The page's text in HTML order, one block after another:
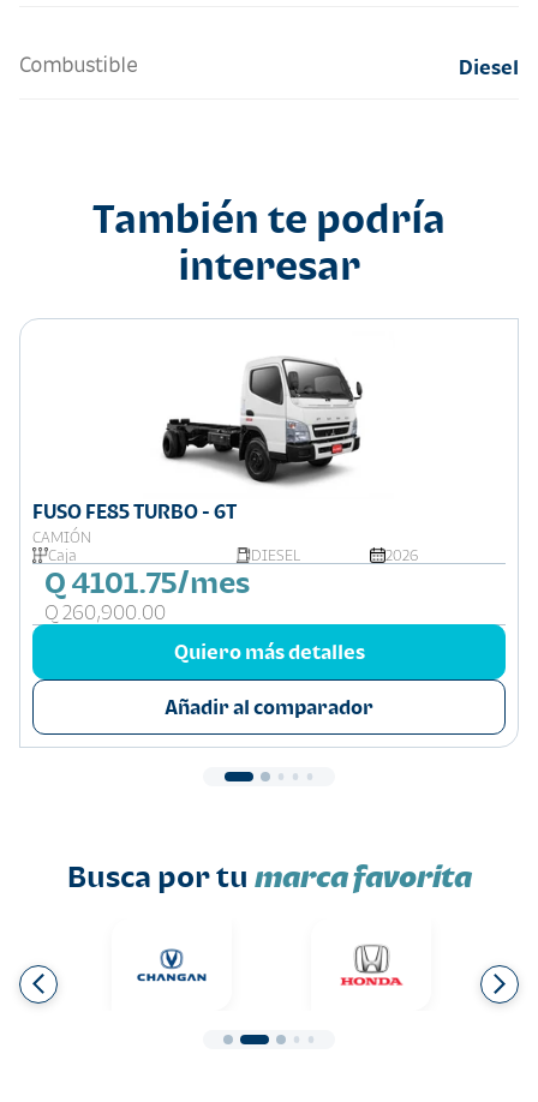
Combustible Diesel
También te podría
interesar
FUSO FE85 TURBO - 6T
CAMIÓN
Caja
DIESEL 2026
Q 4101.75/mes
Q 260,900.00
Quiero más detalles
Añadir al comparador
Busca por tu marca favorita